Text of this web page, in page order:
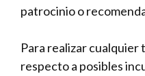
patrocinio o
Para realizar cualquier
respecto a posibles